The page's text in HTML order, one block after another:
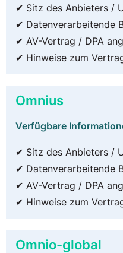
✔ Sitz des Anbieters /
✔ Datenverarbeitende
✔ AV-Vertrag / DPA
✔ Hinweise zum
Omnius
Verfügbare
✔ Sitz des Anbieters /
✔ Datenverarbeitende
✔ AV-Vertrag / DPA
✔ Hinweise zum
Omnio-global